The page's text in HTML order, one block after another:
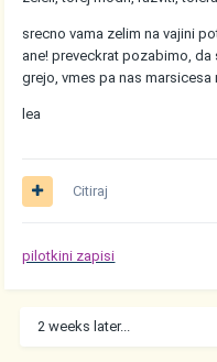
srecno vama zelim na vajini
ane! preveckrat pozabimo,
grejo, vmes pa nas marsicesa
lea
Citiraj
pilotkini zapisi
2 weeks later...